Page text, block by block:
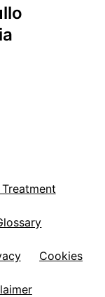
Cookies